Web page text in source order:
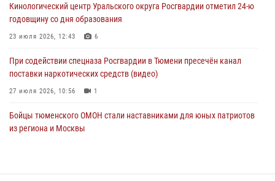
06 августа 2026, 12:33 2
Росгвардейцы приняли участие в фотопроекте «Прогуляемся по
06 августа 2026, 04:41 3
Кинологический центр Уральского округа Росгвардии отметил 24-ю
годовщину со дня образования
23 июля 2026, 12:43 6
При содействии спецназа Росгвардии в Тюмени пресечён канал
поставки наркотических средств (видео)
27 июля 2026, 10:56 1
Бойцы тюменского ОМОН стали наставниками для юных патриотов
из региона и Москвы